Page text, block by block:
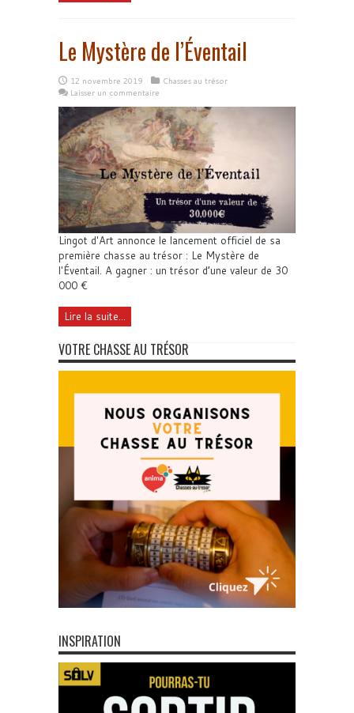
Le Mystère de l’Éventail
12 novembre 2019
Chasses au trésor
Laisser un commentaire
Lingot d'Art annonce le lancement officiel de sa
première chasse au trésor : Le Mystère de
l'Éventail. A gagner : un trésor d’une valeur de 30
000 €
Lire la suite...
VOTRE CHASSE AU TRÉSOR
INSPIRATION